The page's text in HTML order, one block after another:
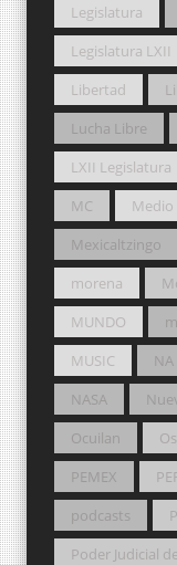
Legislatura
Legislatura LXII
Libertad
Lucha Libre
LXII Legislatura
MC
Mexicaltzingo
morena
MUNDO
MUSIC
NA
NASA
Ocuilan
PEMEX
podcasts
Poder Judicial